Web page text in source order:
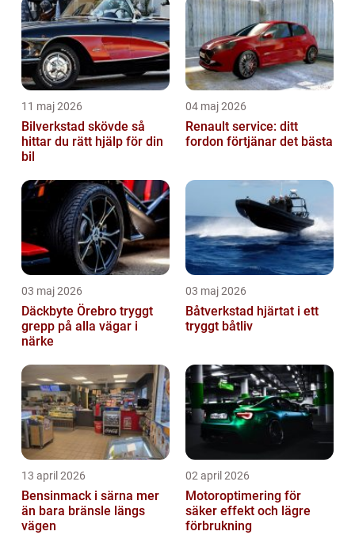
11 maj 2026
Bilverkstad skövde så
hittar du rätt hjälp för din
bil
04 maj 2026
Renault service: ditt
fordon förtjänar det bästa
03 maj 2026
Däckbyte Örebro tryggt
grepp på alla vägar i
närke
03 maj 2026
Båtverkstad hjärtat i ett
tryggt båtliv
13 april 2026
Bensinmack i särna mer
än bara bränsle längs
vägen
02 april 2026
Motoroptimering för
säker effekt och lägre
förbrukning